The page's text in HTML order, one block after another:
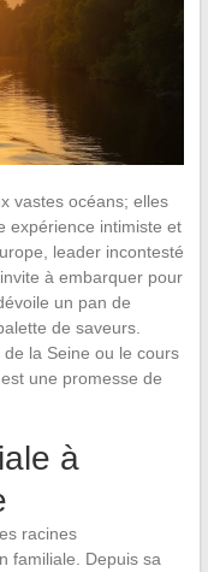
vastes océans; elles
expérience intimiste et
leader incontesté
à embarquer pour
un pan de
de saveurs.
la Seine ou le cours
une promesse de
à
racines
familiale. Depuis sa